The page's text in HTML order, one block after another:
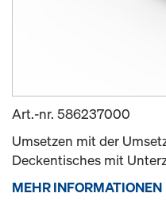
Art.-nr. 586237000
Umsetzen mit der
Deckentisches mit
MEHR INFORMATIONEN